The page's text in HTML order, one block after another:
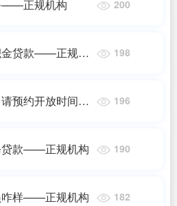
——正规机构 200
金贷款——正规机
198
预约开放时间
196
贷款——正规机构 190
咋样——正规机构 182